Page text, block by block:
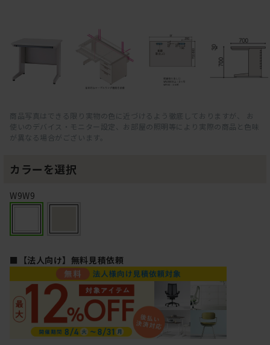
商品写真はできる限り実物の色に近づけるよう徹底しておりますが、 お
使いのデバイス・モニター設定、お部屋の照明等により実際の商品と色味
が異なる場合がございます。
カラーを選択
W9W9
■【法人向け】無料見積依頼